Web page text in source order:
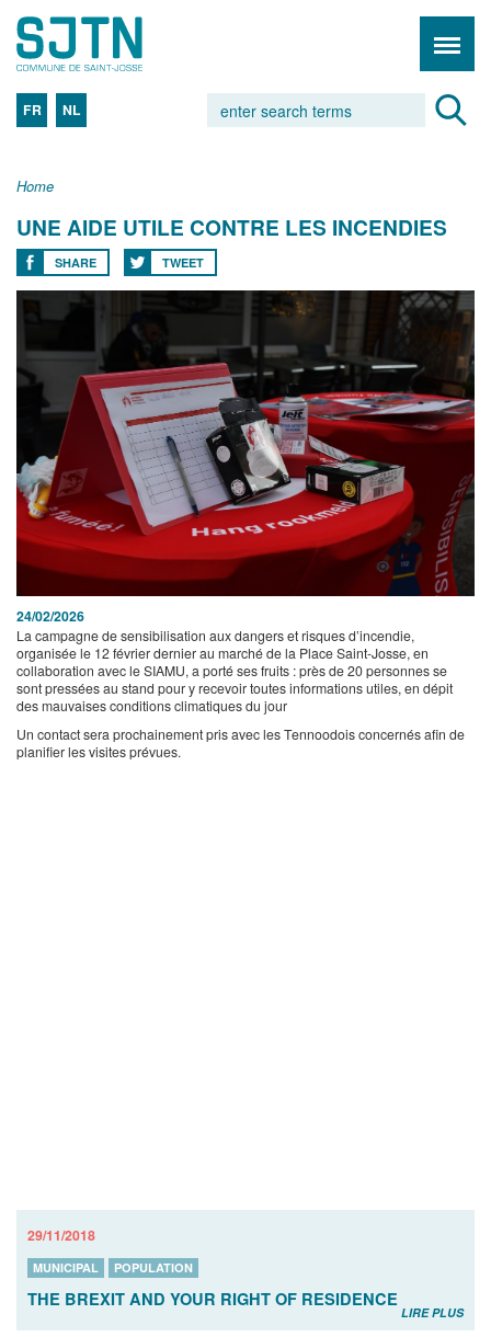
FR NL
Home
UNE AIDE UTILE CONTRE LES INCENDIES
SHARE TWEET
24/02/2026
La campagne de sensibilisation aux dangers et risques d’incendie,
organisée le 12 février dernier au marché de la Place Saint-Josse, en
collaboration avec le SIAMU, a porté ses fruits : près de 20 personnes se
sont pressées au stand pour y recevoir toutes informations utiles, en dépit
des mauvaises conditions climatiques du jour
Un contact sera prochainement pris avec les Tennoodois concernés afin de
planifier les visites prévues.
29/11/2018
MUNICIPAL POPULATION
THE BREXIT AND YOUR RIGHT OF RESIDENCE
LIRE PLUS